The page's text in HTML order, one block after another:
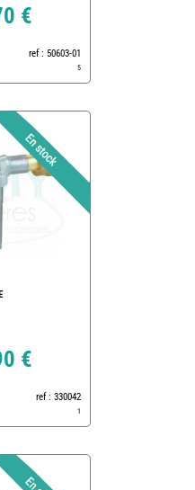
€
ref : 50603-01
5
€
ref : 330042
1